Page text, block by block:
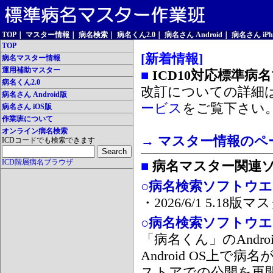
TOP マスター情報 病名検索 病名くん2.0 病名さん Android
病名さん
TOP
病名マスター情報
運用補助マスター
病名くん2.0
病名さん Android版
病名さん iOS版
作業班について
オンライン病名検索
ICDコードでも検索できます
ICD階層病名ブラウザ
[新着情報]
■ ICD10対応標準病
改訂についての詳細
ービス をご覧下さい
→ マスター情報のペ
■ 病名マスター関連
○病名検索ソフトウ
・2026/6/1 5.18版マ
○病名検索ソフトウ
「病名くん」の
Android OS上で病名